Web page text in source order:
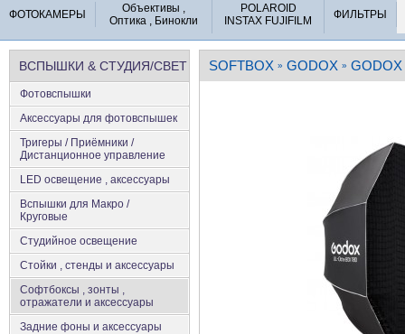
ФОТОКАМЕРЫ
Объективы ,
Оптика , Бинокли
POLAROID
INSTAX FUJIFILM
ФИЛЬТРЫ
ВСПЫШКИ & СТУДИЯ/СВЕТ
Фотовспышки
Аксеcсуары для фотовспышек
Тригеры / Приёмники /
Дистанционное управление
LED освещение , аксессуары
Вспышки для Макро /
Круговые
Студийное освещение
Стойки , стенды и аксессуары
Софтбоксы , зонты ,
отражатели и аксессуары
Задние фоны и аксессуары
SOFTBOX » GODOX » GODOX